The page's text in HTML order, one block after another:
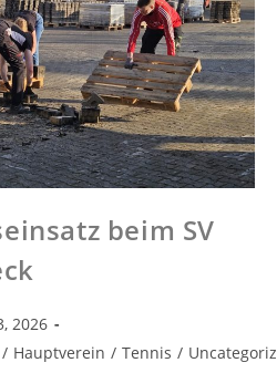
beim SV
2026
/ Hauptverein / Tennis /